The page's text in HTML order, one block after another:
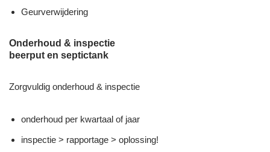
Geurverwijdering
Onderhoud & inspectie
beerput en septictank
Zorgvuldig onderhoud & inspectie
onderhoud per kwartaal of jaar
inspectie > rapportage > oplossing!